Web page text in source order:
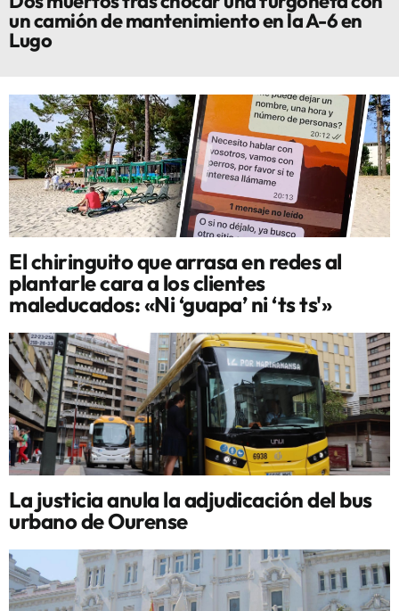
un camión de mantenimiento en la A-6 en
Lugo
El chiringuito que arrasa en redes al
plantarle cara a los clientes
maleducados: «Ni ‘guapa’ ni ‘ts ts'»
La justicia anula la adjudicación del bus
urbano de Ourense